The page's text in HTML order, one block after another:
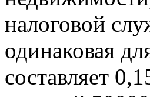
налоговой
одинаковая
составляет